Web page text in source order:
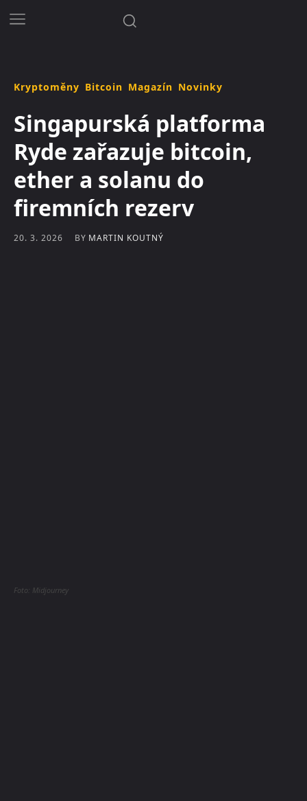
Kryptoměny Bitcoin Magazín Novinky
Singapurská platforma
Ryde zařazuje bitcoin,
ether a solanu do
firemních rezerv
20. 3. 2026 BY MARTIN KOUTNÝ
Foto: Midjourney